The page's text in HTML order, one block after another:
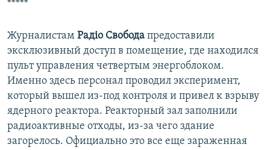
*****
Журналистам Радіо Свобода предоставили
эксклюзивный доступ в помещение, где находился
пульт управления четвертым энергоблоком.
Именно здесь персонал проводил эксперимент,
который вышел из-под контроля и привел к взрыву
ядерного реактора. Реакторный зал заполнили
радиоактивные отходы, из-за чего здание
загорелось. Официально это все еще зараженная